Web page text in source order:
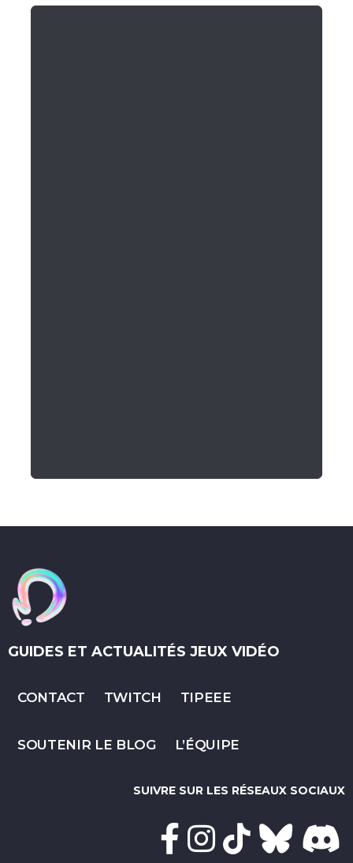
GUIDES ET ACTUALITÉS JEUX VIDÉO
CONTACT TWITCH TIPEEE
SOUTENIR LE BLOG L’ÉQUIPE
SUIVRE SUR LES RÉSEAUX SOCIAUX